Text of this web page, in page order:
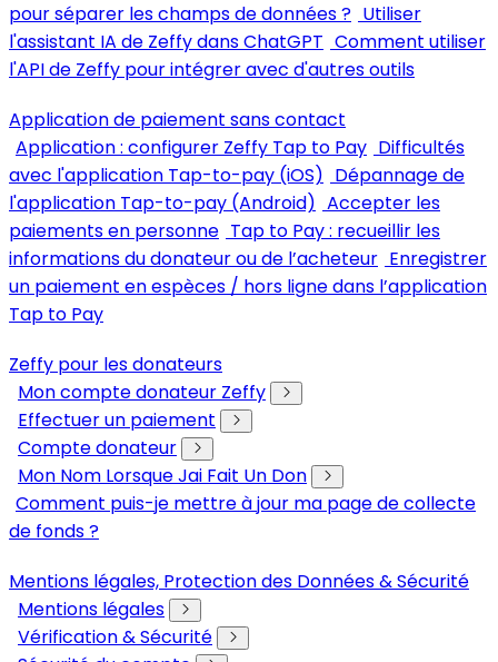
pour séparer les champs de données ? Utiliser
l'assistant IA de Zeffy dans ChatGPT Comment utiliser
l'API de Zeffy pour intégrer avec d'autres outils
Application de paiement sans contact
Application : configurer Zeffy Tap to Pay Difficultés
avec l'application Tap-to-pay (iOS) Dépannage de
l'application Tap-to-pay (Android) Accepter les
paiements en personne Tap to Pay : recueillir les
informations du donateur ou de l’acheteur Enregistrer
un paiement en espèces / hors ligne dans l’application
Tap to Pay
Zeffy pour les donateurs
Mon compte donateur Zeffy
Effectuer un paiement
Compte donateur
Mon Nom Lorsque Jai Fait Un Don
Comment puis-je mettre à jour ma page de collecte
de fonds ?
Mentions légales, Protection des Données & Sécurité
Mentions légales
Vérification & Sécurité